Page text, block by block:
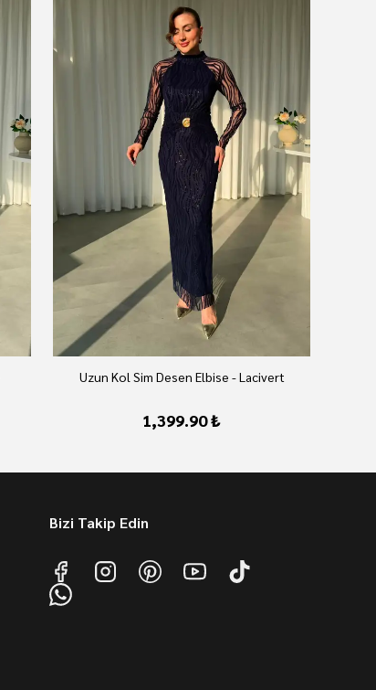
Uzun Kol Sim Desen Elbise - Lacivert
1,399.90 ₺
Bizi Takip Edin